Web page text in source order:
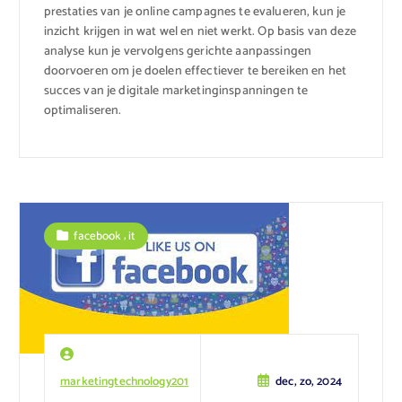
prestaties van je online campagnes te evalueren, kun je
inzicht krijgen in wat wel en niet werkt. Op basis van deze
analyse kun je vervolgens gerichte aanpassingen
doorvoeren om je doelen effectiever te bereiken en het
succes van je digitale marketinginspanningen te
optimaliseren.
marketingtechnology201
dec, zo, 2024
facebook,it